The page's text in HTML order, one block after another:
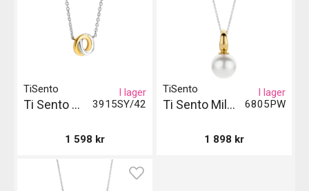
3915SY/42
TiSento
Ti Sento Milano Halsband – Silver och Guld
I lager
1 598 kr
6805PW
TiSento
Ti Sento Milano Pendant - Guld
I lager
1 898 kr